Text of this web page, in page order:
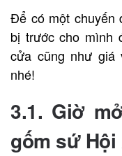
Để có một chuyến
bị trước cho mình
cửa cũng như giá
nhé!
3.1. Giờ
gốm sứ Hội